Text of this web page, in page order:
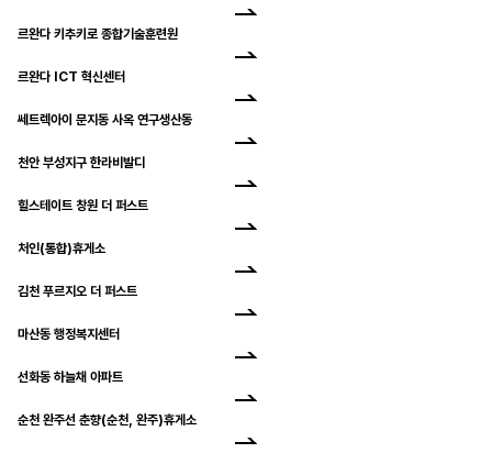
르완다 키추키로 종합기술훈련원
르완다 ICT 혁신센터
쎄트렉아이 문지동 사옥 연구생산동
천안 부성지구 한라비발디
힐스테이트 창원 더 퍼스트
처인(통합)휴게소
김천 푸르지오 더 퍼스트
마산동 행정복지센터
선화동 하늘채 아파트
순천 완주선 춘향(순천, 완주)휴게소